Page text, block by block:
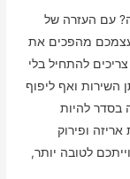
עם העזרה של
מהפכים את
להתחיל בלי
השירות ואף ליפוף
בסדר להיות
ופירוק
לטובה יותר,